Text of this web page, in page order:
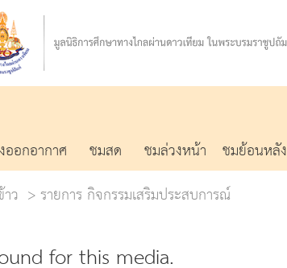
ออกอากาศ ชมสด ชมล่วงหน้า ชมย้อนหลัง
ว
รายการ กิจกรรมเสริมประสบการณ์
for this media.